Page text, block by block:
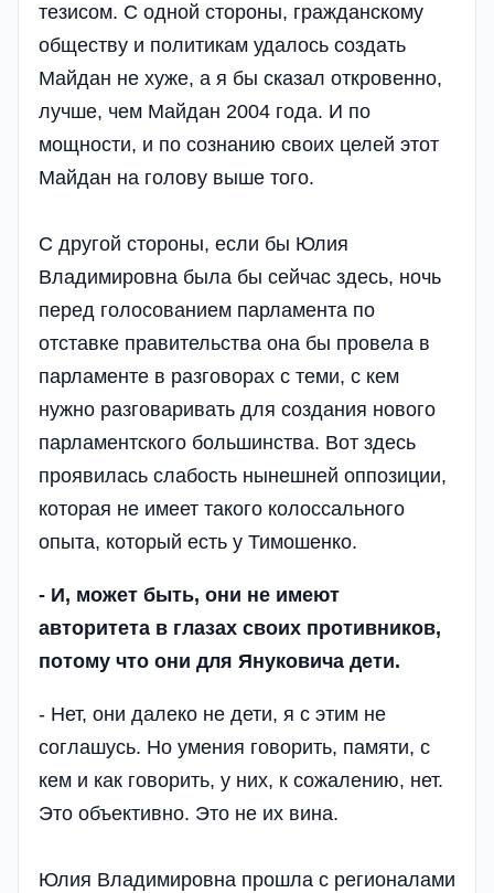
тезисом. С одной стороны, гражданскому
обществу и политикам удалось создать
Майдан не хуже, а я бы сказал откровенно,
лучше, чем Майдан 2004 года. И по
мощности, и по сознанию своих целей этот
Майдан на голову выше того.
С другой стороны, если бы Юлия
Владимировна была бы сейчас здесь, ночь
перед голосованием парламента по
отставке правительства она бы провела в
парламенте в разговорах с теми, с кем
нужно разговаривать для создания нового
парламентского большинства. Вот здесь
проявилась слабость нынешней оппозиции,
которая не имеет такого колоссального
опыта, который есть у Тимошенко.
- И, может быть, они не имеют
авторитета в глазах своих противников,
потому что они для Януковича дети.
- Нет, они далеко не дети, я с этим не
соглашусь. Но умения говорить, памяти, с
кем и как говорить, у них, к сожалению, нет.
Это объективно. Это не их вина.
Юлия Владимировна прошла с регионалами